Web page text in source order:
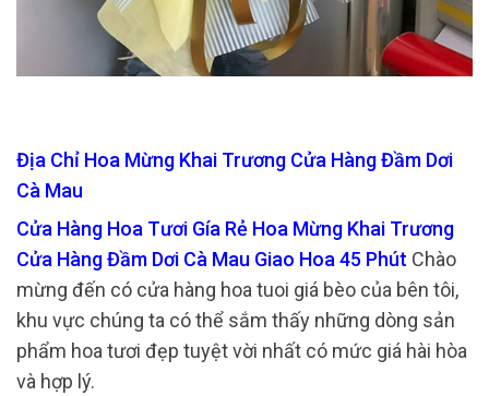
Địa Chỉ Hoa Mừng Khai Trương Cửa Hàng Đầm Dơi
Cà Mau
Cửa Hàng Hoa Tươi Gía Rẻ Hoa Mừng Khai Trương
Cửa Hàng Đầm Dơi Cà Mau Giao Hoa 45 Phút Chào
mừng đến có cửa hàng hoa tuoi giá bèo của bên tôi,
khu vực chúng ta có thể sắm thấy những dòng sản
phẩm hoa tươi đẹp tuyệt vời nhất có mức giá hài hòa
và hợp lý.